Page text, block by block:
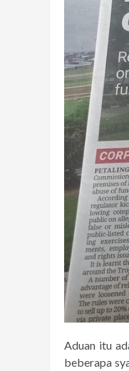
Aduan itu
beberapa